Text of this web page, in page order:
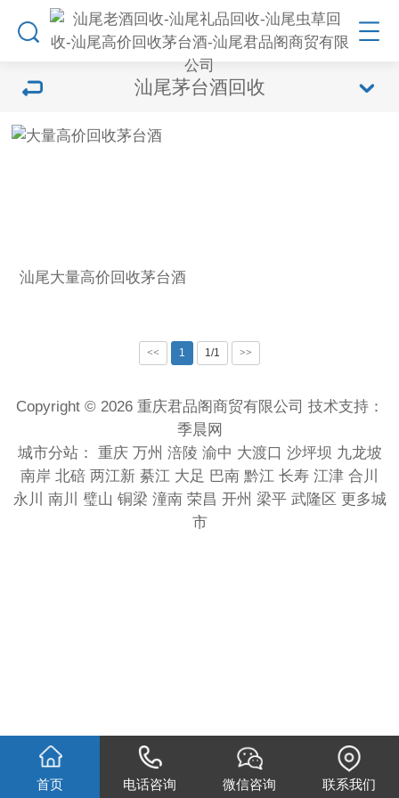
汕尾茅台酒回收
汕尾大量高价回收茅台酒
<< 1 1/1 >>
Copyright © 2026 重庆君品阁商贸有限公司 技术支持：
季晨网
城市分站： 重庆 万州 涪陵 渝中 大渡口 沙坪坝 九龙坡
南岸 北碚 两江新 綦江 大足 巴南 黔江 长寿 江津 合川
永川
南川 璧山 铜梁 潼南 荣昌 开州 梁平 武隆区 更多城
市
首页 电话咨询 微信咨询 联系我们